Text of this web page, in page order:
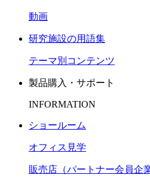
動画
研究施設の用語集
テーマ別コンテンツ
製品購入・サポート
INFORMATION
ショールーム
オフィス見学
販売店（パートナー会員企業